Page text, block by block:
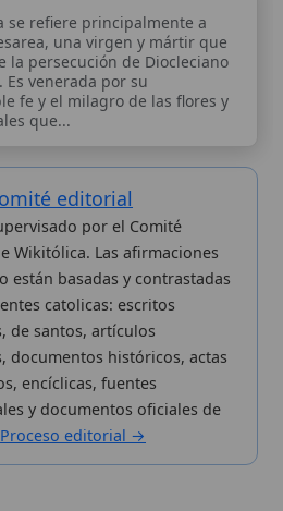
Las afirmaciones
basadas y contrastadas
catolicas: escritos
santos, artículos
históricos, actas
fuentes
del patrimonio doctrinal,
Católica. Parte de la red formativa
Custodio Animae
CC BY-SA(texto). Editado en
7339. Bajo el patrocinio de San
Categorias
Más visitados
Cambios recientes
Aplicaciones
Widgets para tu web